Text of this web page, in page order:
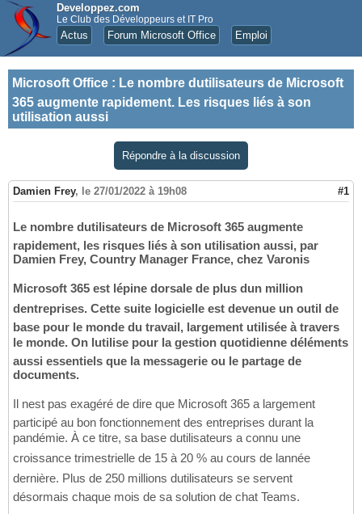
Developpez.com
Le Club des Développeurs et IT Pro
Actus Forum Microsoft Office Emploi
Microsoft Office : Le nombre dutilisateurs de Microsoft
365 augmente rapidement. Les risques liés à son
utilisation aussi
Répondre à la discussion
Damien Frey, le 27/01/2022 à 19h08 #1
Le nombre dutilisateurs de Microsoft 365 augmente
rapidement, les risques liés à son utilisation aussi, par
Damien Frey, Country Manager France, chez Varonis
Microsoft 365 est lépine dorsale de plus dun million
dentreprises. Cette suite logicielle est devenue un outil de
base pour le monde du travail, largement utilisée à travers
le monde. On lutilise pour la gestion quotidienne déléments
aussi essentiels que la messagerie ou le partage de
documents.
Il nest pas exagéré de dire que Microsoft 365 a largement
participé au bon fonctionnement des entreprises durant la
pandémie. À ce titre, sa base dutilisateurs a connu une
croissance trimestrielle de 15 à 20 % au cours de lannée
dernière. Plus de 250 millions dutilisateurs se servent
désormais chaque mois de sa solution de chat Teams.